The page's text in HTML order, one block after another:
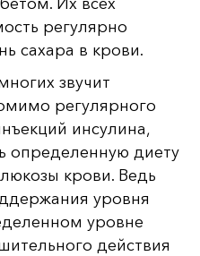
регулярно
сахара в крови.
звучит
регулярного
инсулина,
определенную диету
крови. Ведь
уровня
уровне
действия